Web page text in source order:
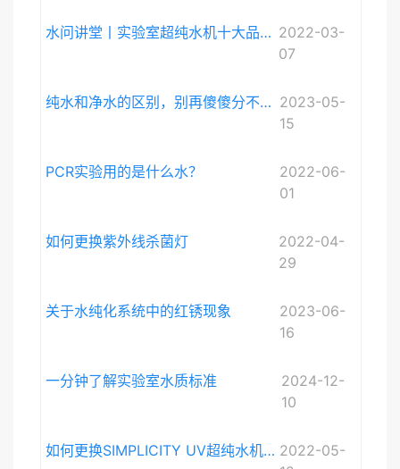
水问讲堂丨实验室超纯水机十大品牌排序和详细介绍 2022-03-
07
纯水和净水的区别，别再傻傻分不清啦。 2023-05-
15
PCR实验用的是什么水？
2022-06-
01
如何更换紫外线杀菌灯
2022-04-
29
关于水纯化系统中的红锈现象
2023-06-
16
一分钟了解实验室水质标准
2024-12-
10
如何更换SIMPLICITY UV超纯水机紫外灯 2022-05-